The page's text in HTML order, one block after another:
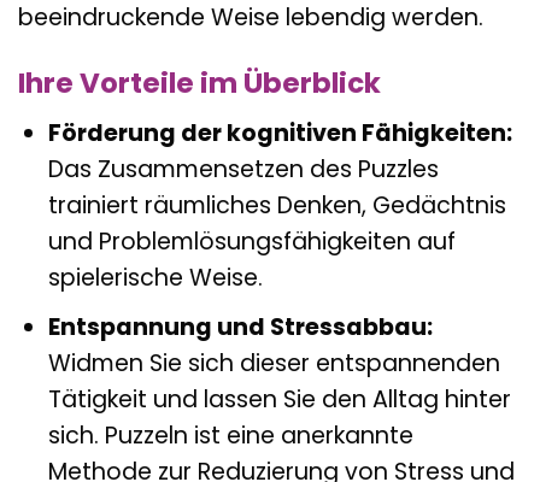
beeindruckende Weise lebendig werden.
Ihre Vorteile im Überblick
Förderung der kognitiven Fähigkeiten:
Das Zusammensetzen des Puzzles
trainiert räumliches Denken, Gedächtnis
und Problemlösungsfähigkeiten auf
spielerische Weise.
Entspannung und Stressabbau:
Widmen Sie sich dieser entspannenden
Tätigkeit und lassen Sie den Alltag hinter
sich. Puzzeln ist eine anerkannte
Methode zur Reduzierung von Stress und